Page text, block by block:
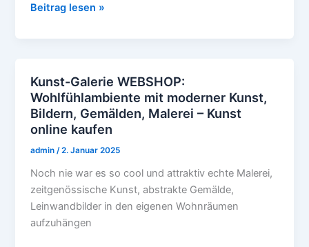
Kunstgalerie
Beitrag lesen »
Kunst-Galerie WEBSHOP:
Wohlfühlambiente mit moderner Kunst,
Bildern, Gemälden, Malerei – Kunst
online kaufen
admin/2. Januar 2025
Noch nie war es so cool und attraktiv echte Malerei,
zeitgenössische Kunst, abstrakte Gemälde,
Leinwandbilder in den eigenen Wohnräumen
aufzuhängen
Kunst-
Galerie
WEBSHOP:
Wohlfühlambiente
mit
Kunst,
Bildern,
Gemälden,
Malerei